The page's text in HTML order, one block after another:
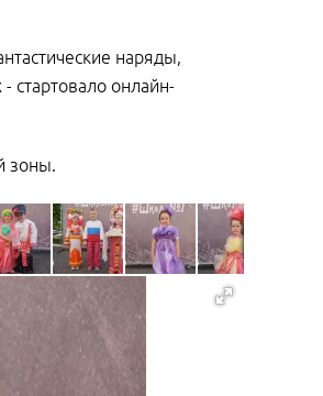
наряды,
стартовало онлайн-
зоны.